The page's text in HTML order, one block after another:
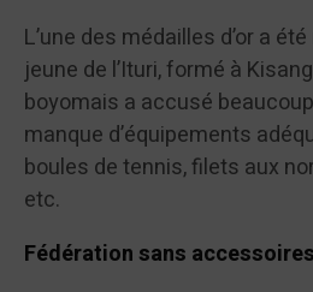
L’une des médailles d’or a
jeune de l’Ituri, formé à
boyomais a accusé
manque d’équipements
boules de tennis, filets aux
etc.
Fédération sans accessoires